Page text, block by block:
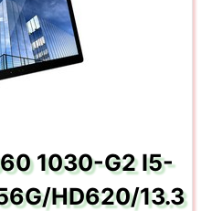
1030-G2 I5-
HD620/13.3